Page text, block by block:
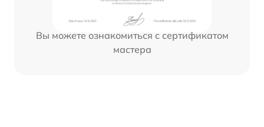
Вы можете ознакомиться с сертификатом
мастера